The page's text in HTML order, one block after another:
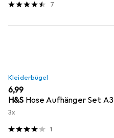
7
Kleiderbügel
EUR
6,99
H&S Hose Aufhänger Set A3
3x
1